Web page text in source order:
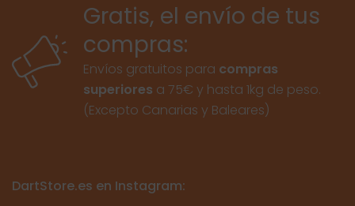
Gratis, el envío de tus
compras:
Envíos gratuitos para compras
superiores a 75€ y hasta 1kg de peso.
(Excepto Canarias y Baleares)
DartStore.es en Instagram: